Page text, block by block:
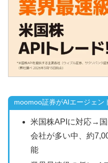
moomoo証券がAIエージェン
米国株APIに対応→
会社が多い中、約
能